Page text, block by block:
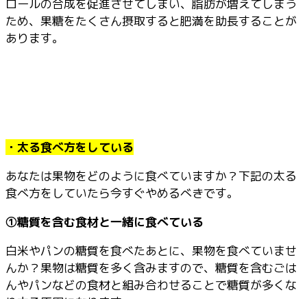
ロールの合成を促進させてしまい、脂肪が増えてしまう
ため、果糖をたくさん摂取すると肥満を助長することが
あります。
・太る食べ方をしている
あなたは果物をどのように食べていますか？下記の太る
食べ方をしていたら今すぐやめるべきです。
①糖質を含む食材と一緒に食べている
白米やパンの糖質を食べたあとに、果物を食べていませ
んか？果物は糖質を多く含みますので、糖質を含むごは
んやパンなどの食材と組み合わせることで糖質が多くな